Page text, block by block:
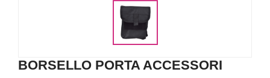
BORSELLO PORTA ACCESSORI